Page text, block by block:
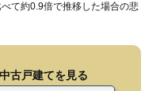
て約0.9倍で推移した場合の悲
古戸建てを見る